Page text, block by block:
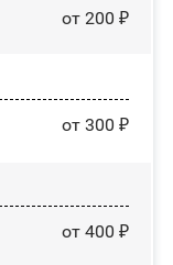
от 200 ₽
от 300 ₽
от 400 ₽